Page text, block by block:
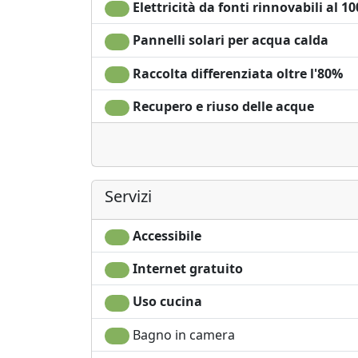
3. Centro informazioni del Parco nazionale
fauna selvatica e sugli sforzi di
prendere mappe e sentieri escursionistici.
4. Monte Triglav: per escursionisti e
Triglav, offre un'ascesa impegnativa con
circostanti
Elettricità da fonti rinnovabili al
Pannelli solari per acqua calda
Raccolta differenziata oltre l'80%
Recupero e riuso delle acque
Servizi
Accessibile
Internet gratuito
Uso cucina
Bagno in camera